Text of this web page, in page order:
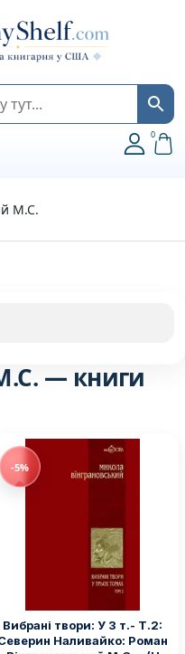
0
М.С.
— книги
-5%
Вибрані твори: У 3 т.- Т.2:
Наливайко: Роман